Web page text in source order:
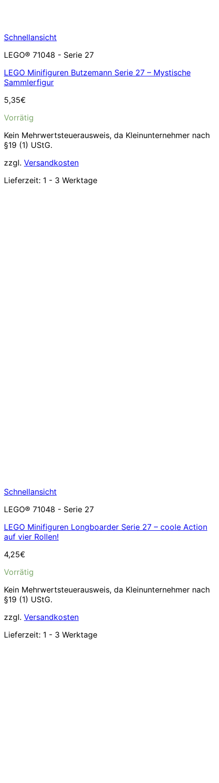
Schnellansicht
LEGO® 71048 - Serie 27
LEGO Minifiguren Butzemann Serie 27 – Mystische
Sammlerfigur
5,35€
Vorrätig
Kein Mehrwertsteuerausweis, da Kleinunternehmer nach
§19 (1) UStG.
zzgl. Versandkosten
Lieferzeit: 1 - 3 Werktage
Schnellansicht
LEGO® 71048 - Serie 27
LEGO Minifiguren Longboarder Serie 27 – coole Action
auf vier Rollen!
4,25€
Vorrätig
Kein Mehrwertsteuerausweis, da Kleinunternehmer nach
§19 (1) UStG.
zzgl. Versandkosten
Lieferzeit: 1 - 3 Werktage